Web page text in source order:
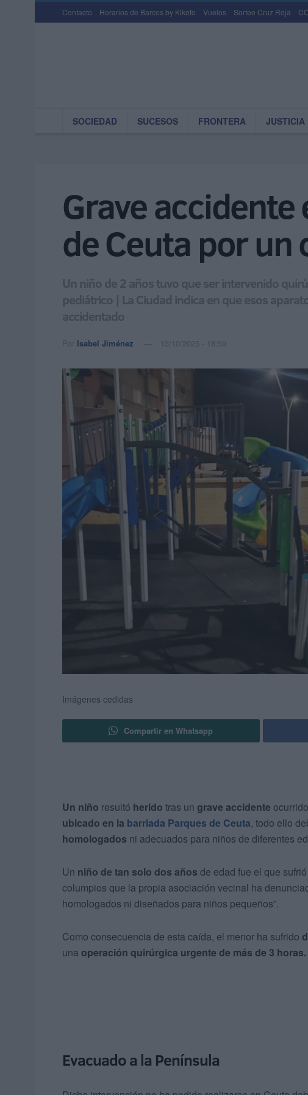
Contacto Horarios de Barcos by Kikoto Vuelos Sorteo Cruz Roja
SOCIEDAD SUCESOS FRONTERA JUSTICIA
Grave
de Ceuta por
Un niño de 2 años tuvo que ser intervenido
pediátrico | La Ciudad indica en que esos
accidentado
Por Isabel Jiménez 13/10/2025 - 18:59
Imágenes cedidas
Compartir en Whatsapp
Un niño resultó herido tras un grave accidente
ubicado en la barriada Parques de Ceuta, todo ello
homologados ni adecuados para niños de diferentes
Un niño de tan solo dos años de edad fue el que
columpios que la propia asociación vecinal ha
homologados ni diseñados para niños pequeños”.
Como consecuencia de esta caída, el menor ha sufrido
una operación quirúrgica urgente de más de 3 horas.
Evacuado a la Península